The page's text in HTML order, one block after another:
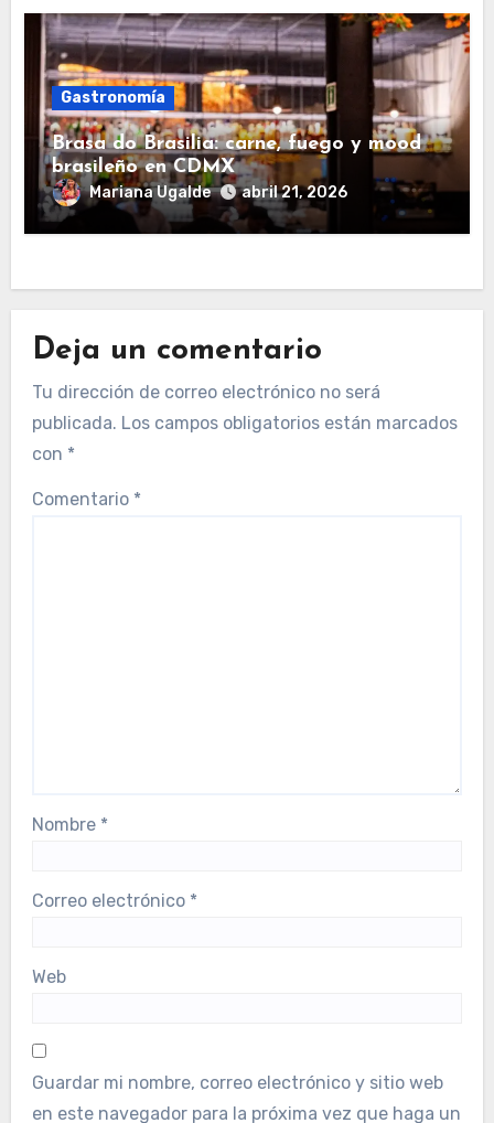
Gastronomía
Brasa do Brasilia: carne, fuego y mood
brasileño en CDMX
Mariana Ugalde abril 21, 2026
Deja un comentario
Tu dirección de correo electrónico no será
publicada. Los campos obligatorios están marcados
con *
Comentario *
Nombre *
Correo electrónico *
Web
Guardar mi nombre, correo electrónico y sitio web
en este navegador para la próxima vez que haga un